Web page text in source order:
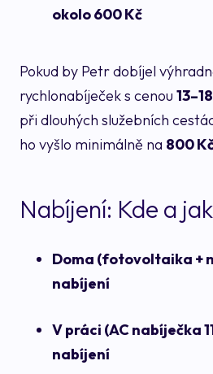
okolo 600 Kč
Pokud by Petr dobíjel
rychlonabíječek s cenou
při dlouhých služebních
ho vyšlo minimálně na 800
Nabíjení: Kde a
Doma (fotovoltaika +
nabíjení
V práci (AC nabíječka
nabíjení